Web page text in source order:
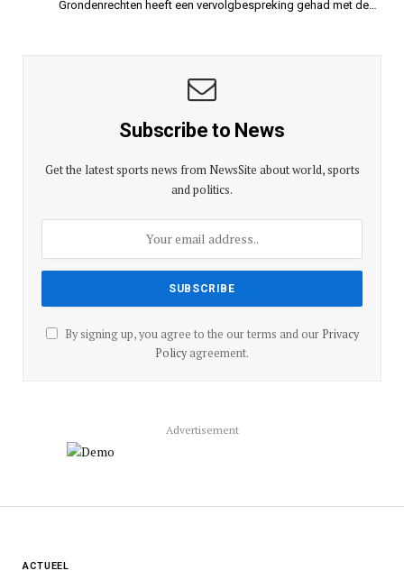
Grondenrechten heeft een vervolgbespreking gehad met de…
Subscribe to News
Get the latest sports news from NewsSite about world, sports
and politics.
By signing up, you agree to the our terms and our Privacy
Policyagreement.
Advertisement
ACTUEEL